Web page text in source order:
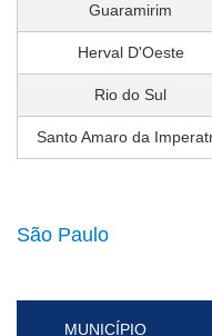
Guaramirim
Herval D'Oeste
Rio do Sul
Santo Amaro da
São Paulo
MUNICÍPIO